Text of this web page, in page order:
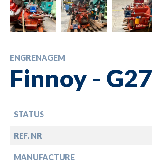
ENGRENAGEM
Finnoy - G27
STATUS
REF. NR
MANUFACTURE